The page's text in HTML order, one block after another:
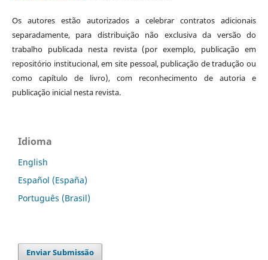
Os autores estão autorizados a celebrar contratos adicionais
separadamente, para distribuição não exclusiva da versão do
trabalho publicada nesta revista (por exemplo, publicação em
repositório institucional, em site pessoal, publicação de tradução ou
como capítulo de livro), com reconhecimento de autoria e
publicação inicial nesta revista.
Idioma
English
Español (España)
Português (Brasil)
Enviar Submissão